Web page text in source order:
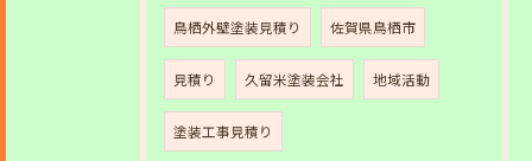
鳥栖外壁塗装見積り 佐賀県鳥栖市
見積り 久留米塗装会社 地域活動
塗装工事見積り